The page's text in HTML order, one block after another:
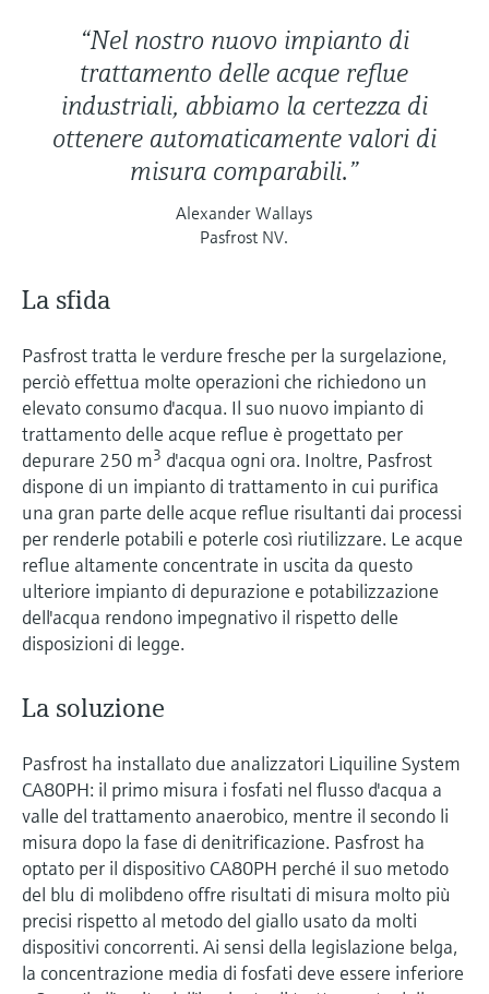
“Nel nostro nuovo impianto di
trattamento delle acque reflue
industriali, abbiamo la certezza di
ottenere automaticamente valori di
misura comparabili.”
Alexander Wallays
Pasfrost NV.
La sfida
Pasfrost tratta le verdure fresche per la surgelazione,
perciò effettua molte operazioni che richiedono un
elevato consumo d'acqua. Il suo nuovo impianto di
trattamento delle acque reflue è progettato per
depurare 250 m3 d'acqua ogni ora. Inoltre, Pasfrost
dispone di un impianto di trattamento in cui purifica
una gran parte delle acque reflue risultanti dai processi
per renderle potabili e poterle così riutilizzare. Le acque
reflue altamente concentrate in uscita da questo
ulteriore impianto di depurazione e potabilizzazione
dell'acqua rendono impegnativo il rispetto delle
disposizioni di legge.
La soluzione
Pasfrost ha installato due analizzatori Liquiline System
CA80PH: il primo misura i fosfati nel flusso d'acqua a
valle del trattamento anaerobico, mentre il secondo li
misura dopo la fase di denitrificazione. Pasfrost ha
optato per il dispositivo CA80PH perché il suo metodo
del blu di molibdeno offre risultati di misura molto più
precisi rispetto al metodo del giallo usato da molti
dispositivi concorrenti. Ai sensi della legislazione belga,
la concentrazione media di fosfati deve essere inferiore